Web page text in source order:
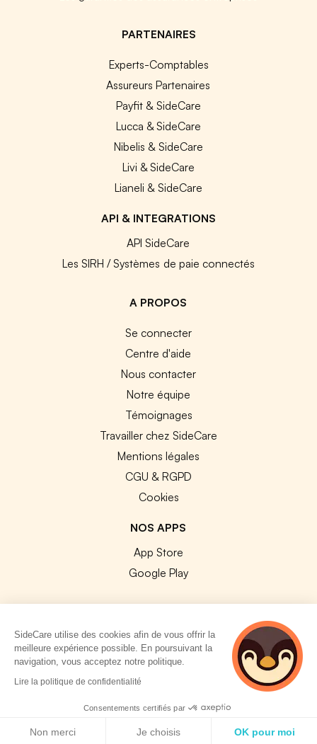
PARTENAIRES
Experts-Comptables
Assureurs Partenaires
Payfit & SideCare
Lucca & SideCare
Nibelis & SideCare
Livi & SideCare
Lianeli & SideCare
API & INTEGRATIONS
API SideCare
Les SIRH / Systèmes de paie connectés
A PROPOS
Se connecter
Centre d'aide
Nous contacter
Notre équipe
Témoignages
Travailler chez SideCare
Mentions légales
CGU & RGPD
Cookies
NOS APPS
App Store
Google Play
© 2026 SideCare. Tous droits réservés.
SideCare utilise des cookies afin de vous offrir la
meilleure expérience possible. En poursuivant la
navigation, vous acceptez notre politique.
Lire la politique de confidentialité
Consentements certifiés par
Non merci Je choisis OK pour moi
4 personnes
consultent
actuellement cette